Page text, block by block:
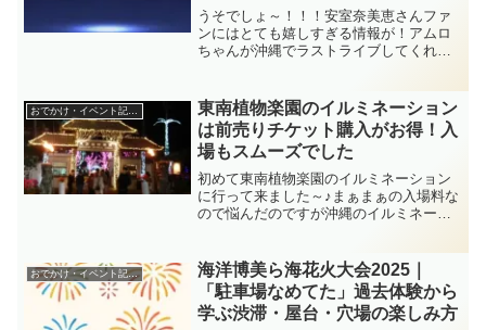
うそでしょ～！！！安室奈美恵さんファ
ンにはとても嬉しすぎる情報が！アムロ
ちゃんが沖縄でラストライブしてくれる♪
りたい！ので調べてみました
おでかけ・イベント記録！
東南植物楽園のイルミネーション
は前売りチケット購入がお得！入
場もスムーズでした
初めて東南植物楽園のイルミネーション
に行って来ました～♪まぁまぁの入場料な
ので悩んだのですが沖縄のイルミネーシ
なかったので今回は近場で本格的なイル
ミネーションを楽しむ事にしました。
おでかけ・イベント記録！
海洋博美ら海花火大会2025｜
「駐車場なめてた」過去体験から
学ぶ渋滞・屋台・穴場の楽しみ方